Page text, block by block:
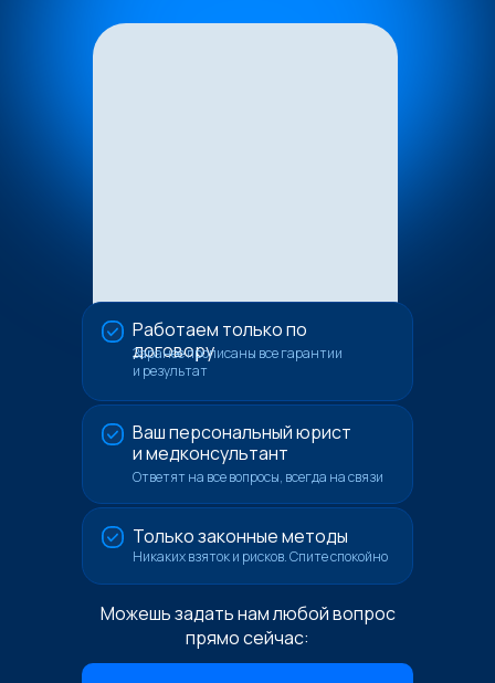
Работаем только по
договору
Заранее прописаны все гарантии
и результат
Ваш персональный юрист
и медконсультант
Ответят на все вопросы, всегда на связи
Только законные методы
Никаких взяток и рисков. Спите спокойно
Можешь задать нам любой вопрос
прямо сейчас: